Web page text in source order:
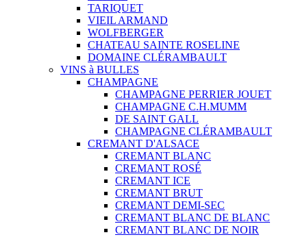
TARIQUET
VIEIL ARMAND
WOLFBERGER
CHATEAU SAINTE ROSELINE
DOMAINE CLÉRAMBAULT
VINS à BULLES
CHAMPAGNE
CHAMPAGNE PERRIER JOUET
CHAMPAGNE C.H.MUMM
DE SAINT GALL
CHAMPAGNE CLÉRAMBAULT
CREMANT D'ALSACE
CREMANT BLANC
CREMANT ROSÉ
CREMANT ICE
CREMANT BRUT
CREMANT DEMI-SEC
CREMANT BLANC DE BLANC
CREMANT BLANC DE NOIR